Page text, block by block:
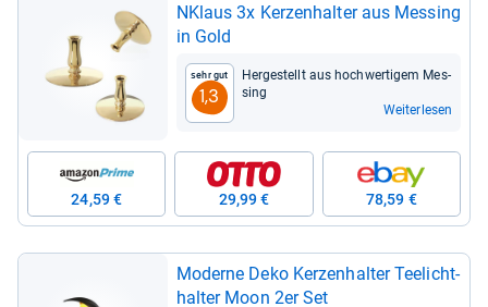
NKlaus 3x Ker­zen­hal­ter aus Mes­sing
in Gold
Sehr gut
1,3
Her­ge­stellt aus hoch­wer­ti­gem Mes­
sing
Weiterlesen
24,59 € 29,99 € 78,59 €
Moderne Deko Ker­zen­hal­ter Tee­licht­
hal­ter Moon 2er Set